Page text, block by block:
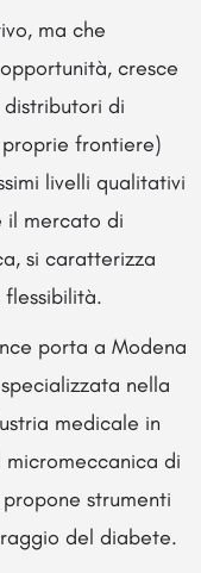
ma che
cresce
di
frontiere)
livelli qualitativi
il mercato di
si caratterizza
porta a Modena
nella
medicale in
micromeccanica di
strumenti
del diabete.